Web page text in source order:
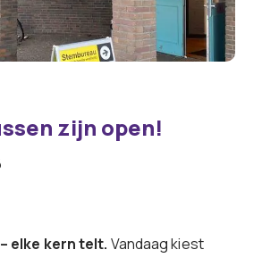
zijn open!
elke kern telt. Vandaag kiest